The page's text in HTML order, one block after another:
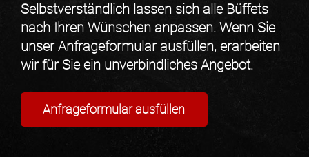
Selbstverständlich lassen sich alle Büffets
nach Ihren Wünschen anpassen. Wenn Sie
unserAnfrageformular ausfüllen, erarbeiten
wir für Sie ein unverbindliches Angebot.
Anfrageformular ausfüllen